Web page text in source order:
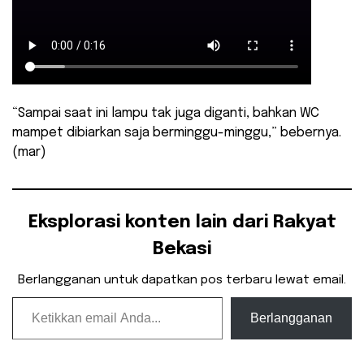
“Sampai saat ini lampu tak juga diganti, bahkan WC
mampet dibiarkan saja berminggu-minggu,” bebernya.
(mar)
Eksplorasi konten lain dari Rakyat
Bekasi
Berlangganan untuk dapatkan pos terbaru lewat email.
Ketikkan email Anda...
Berlangganan